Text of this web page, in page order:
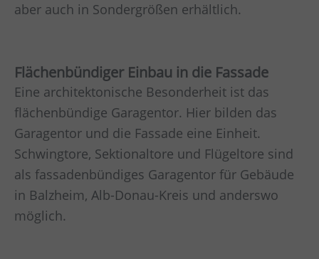
aber auch in Sondergrößen erhältlich.
Flächenbündiger Einbau in die Fassade
Eine architektonische Besonderheit ist das
flächenbündige Garagentor. Hier bilden das
Garagentor und die Fassade eine Einheit.
Schwingtore, Sektionaltore und Flügeltore sind
als fassadenbündiges Garagentor für Gebäude
in Balzheim, Alb-Donau-Kreis und anderswo
möglich.